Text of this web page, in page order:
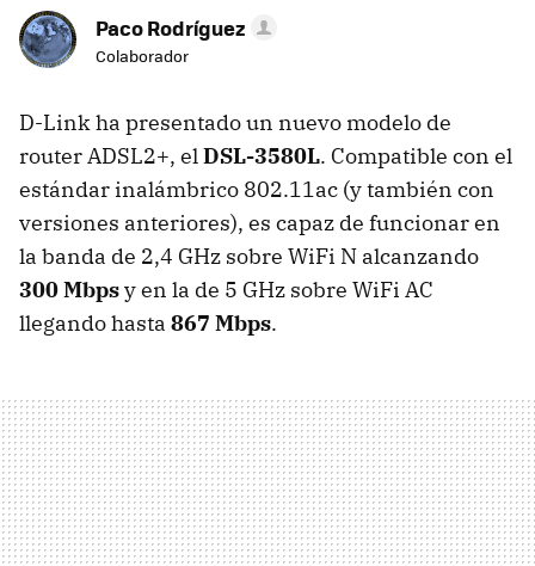
Paco Rodríguez
Colaborador
D-Link ha presentado un nuevo modelo de
router ADSL2+, el DSL-3580L. Compatible con el
estándar inalámbrico 802.11ac (y también con
versiones anteriores), es capaz de funcionar en
la banda de 2,4 GHz sobre WiFi N alcanzando
300 Mbpsy en la de 5 GHz sobre WiFi AC
llegando hasta 867 Mbps.